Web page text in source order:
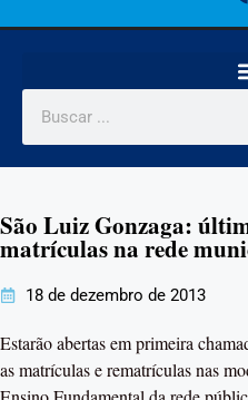
São Luiz Gonzaga:
matrículas na rede
18 de dezembro de 2013
Estarão abertas em primeira
as matrículas e rematrículas nas